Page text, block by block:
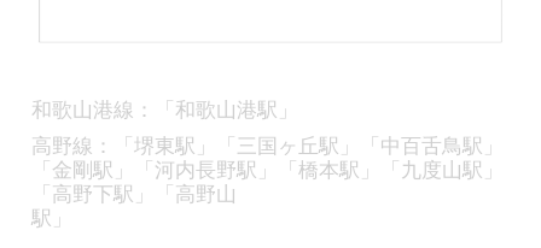
和歌山港線：「和歌山港駅」
高野線：「堺東駅」「三国ヶ丘駅」「中百舌鳥駅」
「金剛駅」「河内長野駅」「橋本駅」「九度山駅」
「高野下駅」「高野山
駅